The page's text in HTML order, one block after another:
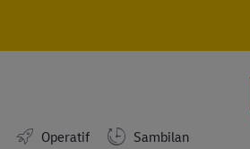
Operatif
Sambilan